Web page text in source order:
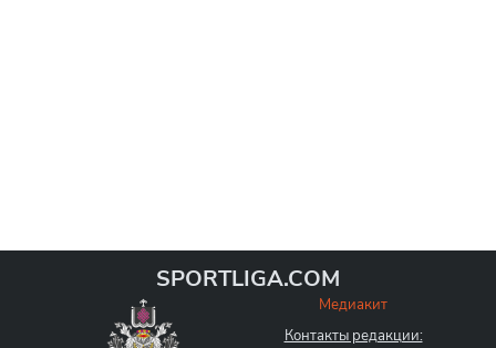
SPORTLIGA.COM
Медиакит
Контакты редакции: